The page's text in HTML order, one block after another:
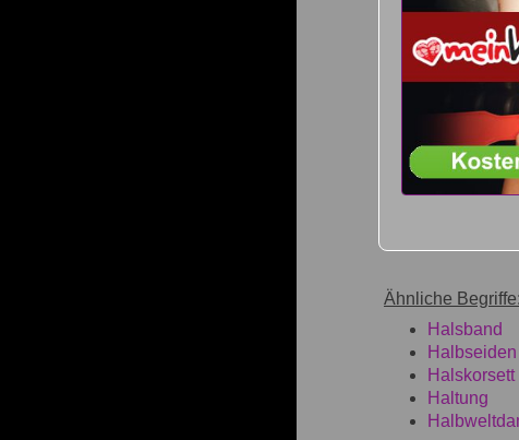
Ähnliche Begriffe:
Halsband
Halbseiden
Halskorsett
Haltung